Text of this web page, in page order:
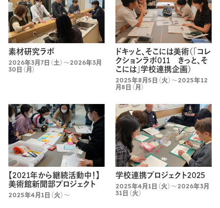
素材研究ラボ
2026年3月7日（土）～2026年3月
30日（月）
ドキッと、そこには美術（「コレ
クションラボ011 きっと、そ
こには」学校連携企画）
2025年8月5日（火）～2025年12
月8日（月）
【2021年から継続活動中！】
美術館新聞部プロジェクト
2025年4月1日（火）～
学校連携プロジェクト2025
2025年4月1日（火）～2026年3月
31日（火）